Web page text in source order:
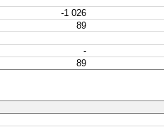
-1 026
89
-
89